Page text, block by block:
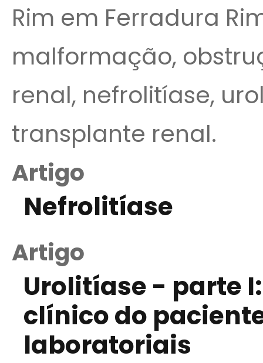
Rim em Ferradura
malformação,
renal, nefrolitíase,
transplante renal.
Artigo
Nefrolitíase
Artigo
Urolitíase - parte
clínico do
laboratoriais